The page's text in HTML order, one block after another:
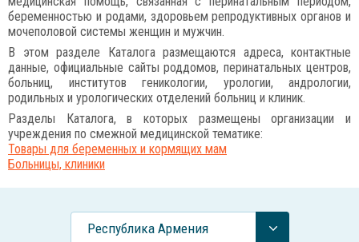
беременностью и родами, здоровьем репродуктивных органов и
мочеполовой системы женщин и мужчин.
В этом разделе Каталога размещаются адреса, контактные
данные, официальные сайты роддомов, перинатальных центров,
больниц, институтов геникологии, урологии, андрологии,
родильных и урологических отделений больниц и клиник.
Разделы Каталога, в которых размещены организации и
учреждения по смежной медицинской тематике:
Товары для беременных и кормящих мам
Больницы, клиники
Республика Армения